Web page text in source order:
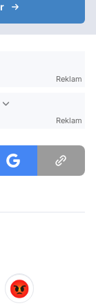
Reklam
Reklam